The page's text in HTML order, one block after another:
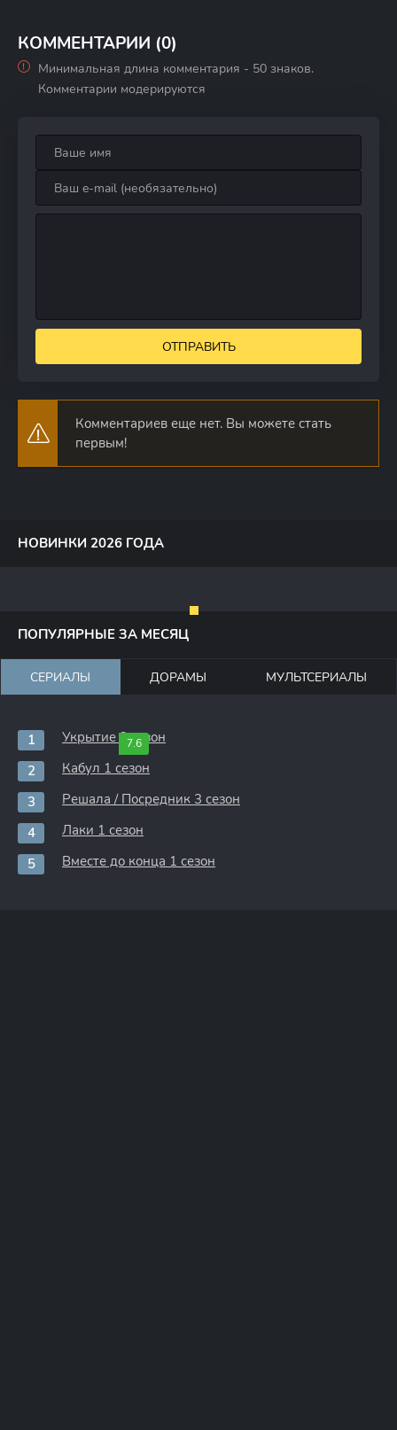
КОММЕНТАРИИ (0)
Минимальная длина комментария - 50 знаков.
Комментарии модерируются
ОТПРАВИТЬ
Комментариев еще нет. Вы можете стать
первым!
НОВИНКИ 2026 ГОДА
ПОПУЛЯРНЫЕ ЗА МЕСЯЦ
СЕРИАЛЫ ДОРАМЫ МУЛЬТСЕРИАЛЫ
7.6
Укрытие 3 сезон
Кабул 1 сезон
Решала / Посредник 3 сезон
Лаки 1 сезон
Вместе до конца 1 сезон